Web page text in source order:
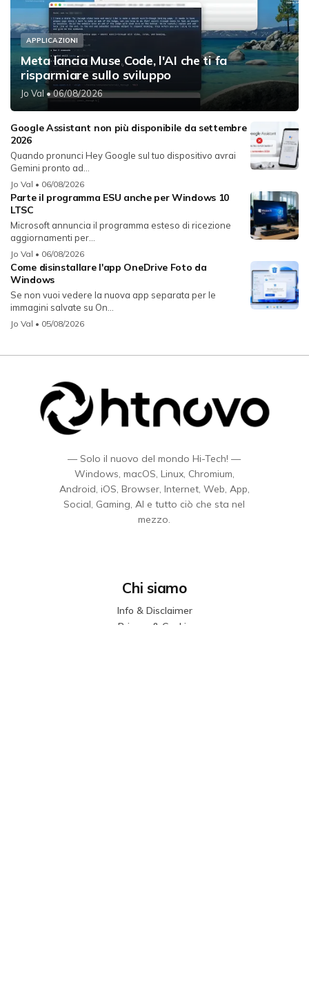
APPLICAZIONI
Meta lancia Muse Code, l'AI che ti fa
risparmiare sullo sviluppo
Jo Val • 06/08/2026
Google Assistant non più disponibile da settembre
2026
Quando pronunci Hey Google sul tuo dispositivo avrai
Gemini pronto ad...
Jo Val • 06/08/2026
Parte il programma ESU anche per Windows 10
LTSC
Microsoft annuncia il programma esteso di ricezione
aggiornamenti per...
Jo Val • 06/08/2026
Come disinstallare l'app OneDrive Foto da
Windows
Se non vuoi vedere la nuova app separata per le
immagini salvate su On...
Jo Val • 05/08/2026
— Solo il nuovo del mondo Hi-Tech! —
Windows, macOS, Linux, Chromium,
Android, iOS, Browser, Internet, Web, App,
Social, Gaming, AI e tutto ciò che sta nel
mezzo.
Chi siamo
Info & Disclaimer
Privacy & Cookie